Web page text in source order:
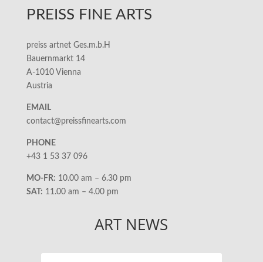
PREISS FINE ARTS
preiss artnet Ges.m.b.H
Bauernmarkt 14
A-1010 Vienna
Austria
EMAIL
contact@preissfinearts.com
PHONE
+43 1 53 37 096
MO-FR: 10.00 am – 6.30 pm
SAT: 11.00 am – 4.00 pm
ART NEWS